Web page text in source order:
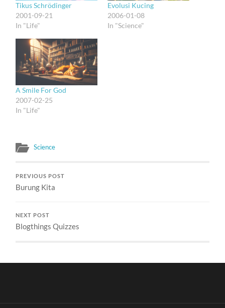
Tikus Schrödinger
2001-09-21
In "Life"
Evolusi Kucing
2006-01-08
In "Science"
A Smile For God
2007-02-25
In "Life"
Science
PREVIOUS POST
Burung Kita
NEXT POST
Blogthings Quizzes